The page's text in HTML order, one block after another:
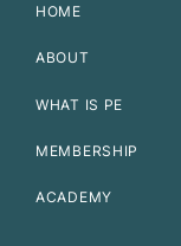
HOME
ABOUT
WHAT IS PE
MEMBERSHIP
ACADEMY